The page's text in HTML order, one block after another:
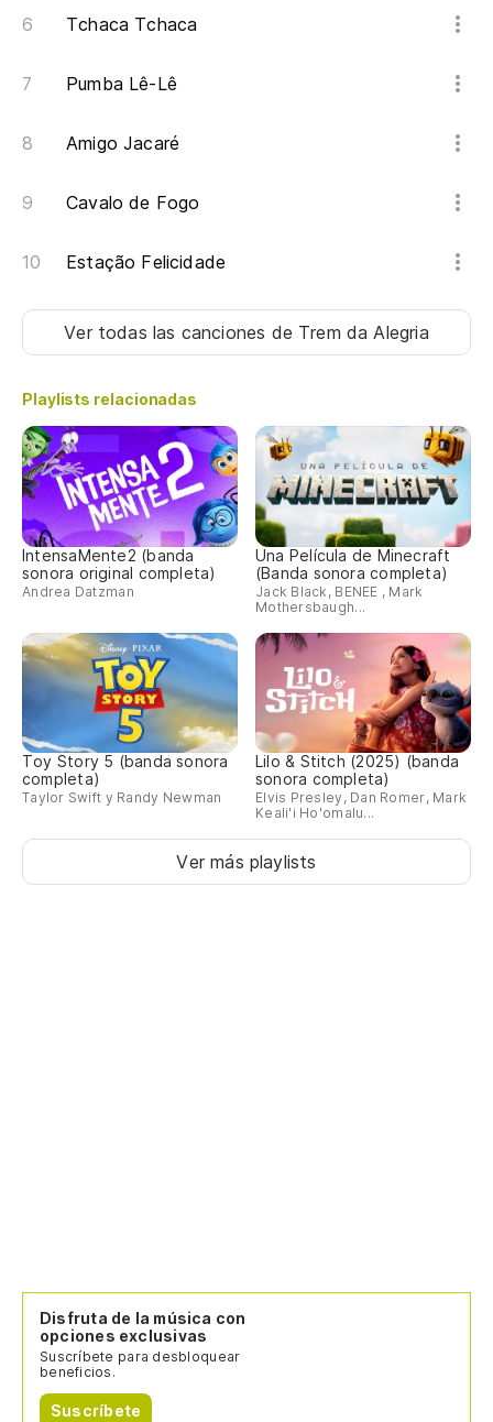
Tchaca Tchaca
Pumba Lê-Lê
Amigo Jacaré
Cavalo de Fogo
Estação Felicidade
Ver todas las canciones de Trem da Alegria
Playlists relacionadas
IntensaMente2 (banda
sonora original completa)
Andrea Datzman
Una Película de Minecraft
(Banda sonora completa)
Jack Black, BENEE , Mark
Mothersbaugh...
Toy Story 5 (banda sonora
completa)
Taylor Swift y Randy Newman
Lilo & Stitch (2025) (banda
sonora completa)
Elvis Presley, Dan Romer, Mark
Keali'i Ho'omalu...
Ver más playlists
Disfruta de la música con
opciones exclusivas
Suscríbete para desbloquear
beneficios.
Suscríbete